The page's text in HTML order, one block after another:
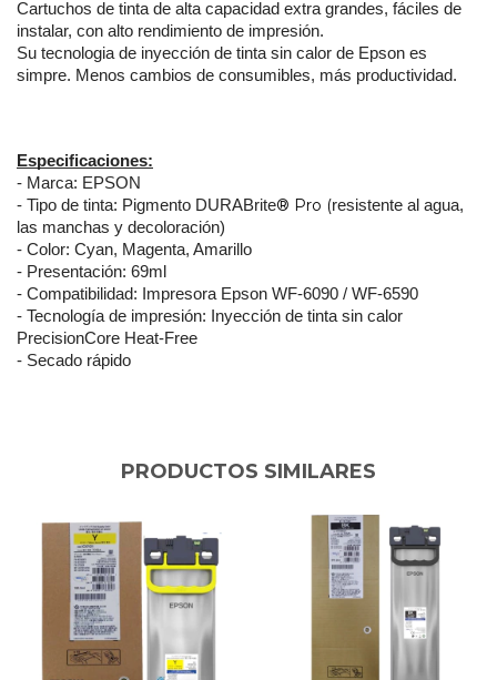
Cartuchos de tinta de alta capacidad extra grandes, fáciles de
instalar, con alto rendimiento de impresión.
Su tecnologia de inyección de tinta sin calor de Epson es
simpre. Menos cambios de consumibles, más productividad.
Especificaciones:
- Marca: EPSON
- Tipo de tinta: Pigmento DURABrite® Pro (resistente al agua,
las manchas y decoloración)
- Color: Cyan, Magenta, Amarillo
- Presentación: 69ml
- Compatibilidad: Impresora Epson WF-6090 / WF-6590
- Tecnología de impresión: Inyección de tinta sin calor
PrecisionCore Heat-Free
- Secado rápido
PRODUCTOS SIMILARES